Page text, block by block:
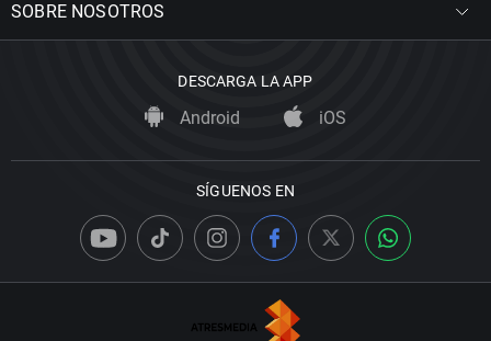
SOBRE NOSOTROS
DESCARGA LA APP
Android iOS
SÍGUENOS EN